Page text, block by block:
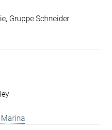
Gruppe Schneider